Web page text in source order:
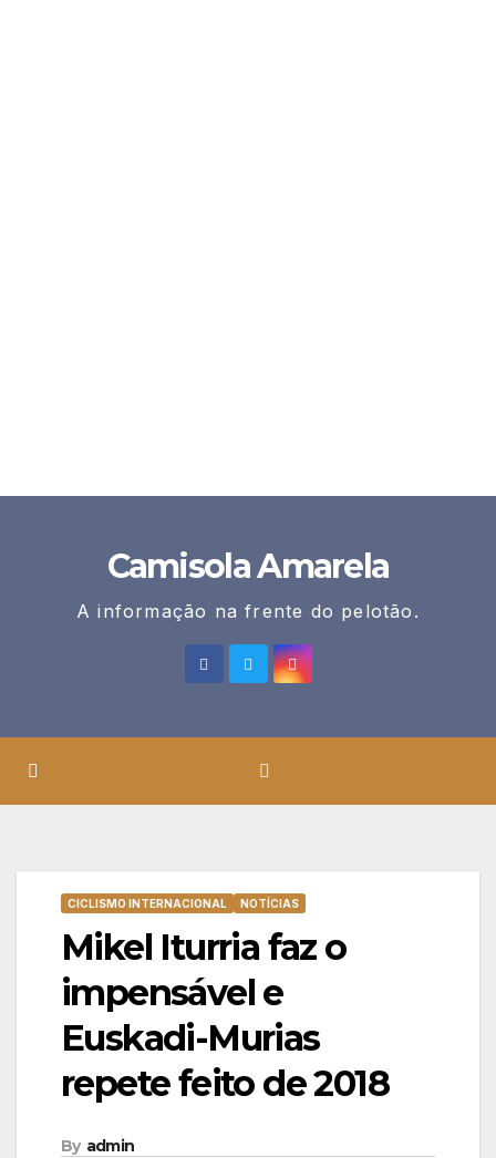
Camisola Amarela
A informação na frente do pelotão.
CICLISMO INTERNACIONAL NOTÍCIAS
Mikel Iturria faz o
impensável e
Euskadi-Murias
repete feito de 2018
By admin